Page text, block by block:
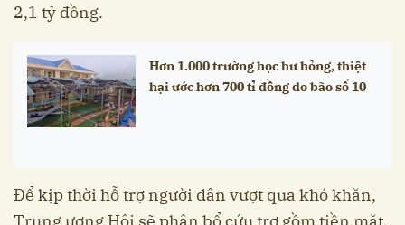
2,1 tỷ đồng.
Hơn 1.000 trường học hư hỏng, thiệt
hại ước hơn 700 tỉ đồng do bão số 10
Để kịp thời hỗ trợ người dân vượt qua khó khăn,
Trung ương Hội sẽ phân bổ cứu trợ gồm tiền mặt,